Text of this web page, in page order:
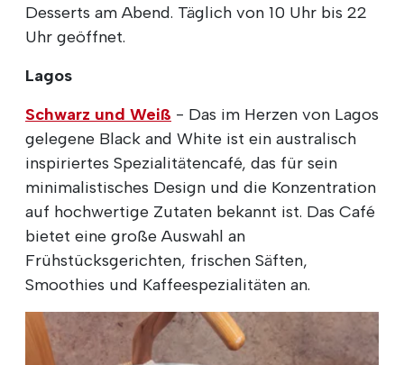
Desserts am Abend. Täglich von 10 Uhr bis 22
Uhr geöffnet.
Lagos
Schwarz und Weiß - Das im Herzen von Lagos
gelegene Black and White ist ein australisch
inspiriertes Spezialitätencafé, das für sein
minimalistisches Design und die Konzentration
auf hochwertige Zutaten bekannt ist. Das Café
bietet eine große Auswahl an
Frühstücksgerichten, frischen Säften,
Smoothies und Kaffeespezialitäten an.